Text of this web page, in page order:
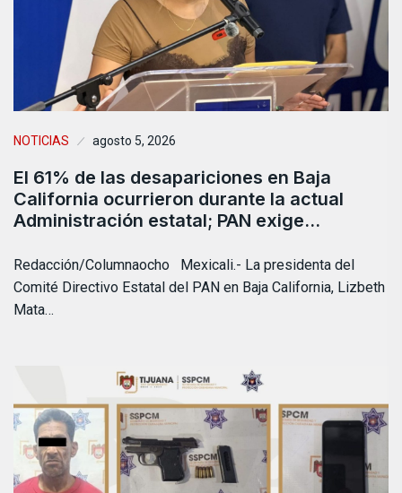
NOTICIAS agosto 5, 2026
El 61% de las desapariciones en Baja
California ocurrieron durante la actual
Administración estatal; PAN exige…
Redacción/Columnaocho Mexicali.- La presidenta del
Comité Directivo Estatal del PAN en Baja California, Lizbeth
Mata…